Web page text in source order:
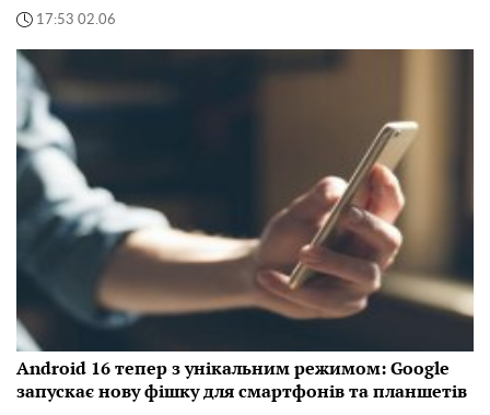
17:53 02.06
Android 16 тепер з унікальним режимом: Google
запускає нову фішку для смартфонів та планшетів